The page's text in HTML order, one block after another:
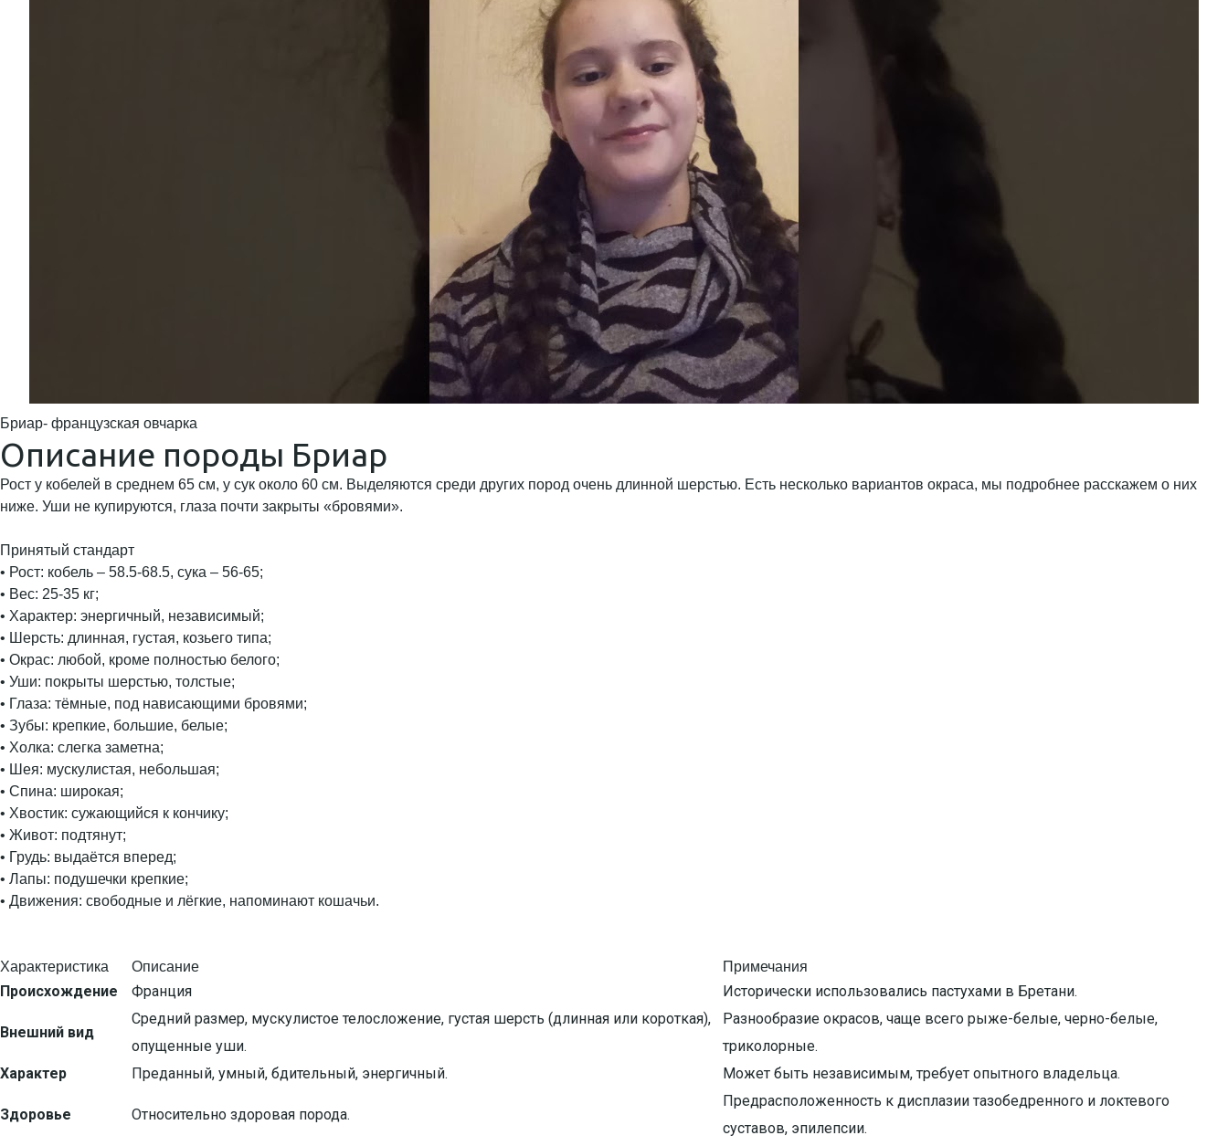
Бриар- французская овчарка
Описание породы Бриар
Рост у кобелей в среднем 65 см, у сук около 60 см. Выделяются среди других пород очень длинной шерстью. Есть несколько вариантов окраса, мы подробнее расскажем о них
ниже. Уши не купируются, глаза почти закрыты «бровями».
Принятый стандарт
• Рост: кобель – 58.5-68.5, сука – 56-65;
• Вес: 25-35 кг;
• Характер: энергичный, независимый;
• Шерсть: длинная, густая, козьего типа;
• Окрас: любой, кроме полностью белого;
• Уши: покрыты шерстью, толстые;
• Глаза: тёмные, под нависающими бровями;
• Зубы: крепкие, большие, белые;
• Холка: слегка заметна;
• Шея: мускулистая, небольшая;
• Спина: широкая;
• Хвостик: сужающийся к кончику;
• Живот: подтянут;
• Грудь: выдаётся вперед;
• Лапы: подушечки крепкие;
• Движения: свободные и лёгкие, напоминают кошачьи.
Характеристика Описание Примечания
Происхождение Франция Исторически использовались пастухами в Бретани.
Внешний вид
Средний размер, мускулистое телосложение, густая шерсть (длинная или короткая),
опущенные уши.
Разнообразие окрасов, чаще всего рыже-белые, черно-белые,
триколорные.
Характер
Преданный, умный, бдительный, энергичный. Может быть независимым, требует опытного владельца.
Здоровье Относительно здоровая порода.
Предрасположенность к дисплазии тазобедренного и локтевого
суставов, эпилепсии.